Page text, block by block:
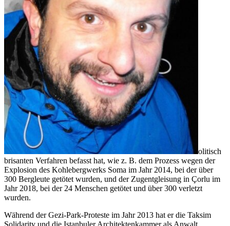
olitisch
brisanten Verfahren befasst hat, wie z. B. dem Prozess wegen der
Explosion des Kohlebergwerks Soma im Jahr 2014, bei der über
300 Bergleute getötet wurden, und der Zugentgleisung in Çorlu im
Jahr 2018, bei der 24 Menschen getötet und über 300 verletzt
wurden.
Während der Gezi-Park-Proteste im Jahr 2013 hat er die Taksim